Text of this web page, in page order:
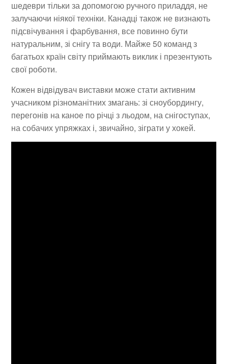
шедеври тільки за допомогою ручного приладдя, не
залучаючи ніякої техніки. Канадці також не визнають
підсвічування і фарбування, все повинно бути
натуральним, зі снігу та води. Майже 50 команд з
багатьох країн світу приймають виклик і презентують
свої роботи.
Кожен відвідувач виставки може стати активним
учасником різноманітних змагань: зі сноубордингу,
перегонів на каное по річці з льодом, на снігоступах,
на собачих упряжках і, звичайно, зіграти у хокей.